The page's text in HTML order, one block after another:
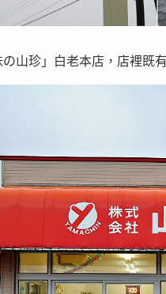
山珍」白老本店，店裡既